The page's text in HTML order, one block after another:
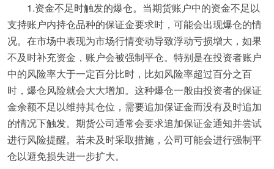
1.资金不足时触发的爆仓。当期货账户中的资金不足以
支持账户内持仓品种的保证金要求时，可能会出现爆仓的情
况。在市场中表现为市场行情变动导致浮动亏损增大，如果
不及时补充资金，账户会被强制平仓。特别是在投资者账户
中的风险率大于一定百分比时，比如风险率超过百分之百
时，爆仓风险就会大大增加。这种爆仓一般由投资者的保证
金余额不足以维持其仓位，需要追加保证金而没有及时追加
的情况下触发。期货公司通常会要求追加保证金通知并尝试
进行风险提醒。若未及时采取措施，公司可能会进行强制平
仓以避免损失进一步扩大。